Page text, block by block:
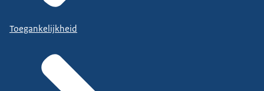
Toegankelijkheid